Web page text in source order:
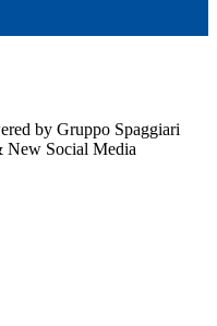
by Gruppo Spaggiari
New Social Media